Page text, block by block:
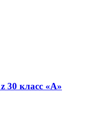
30 класс «А»